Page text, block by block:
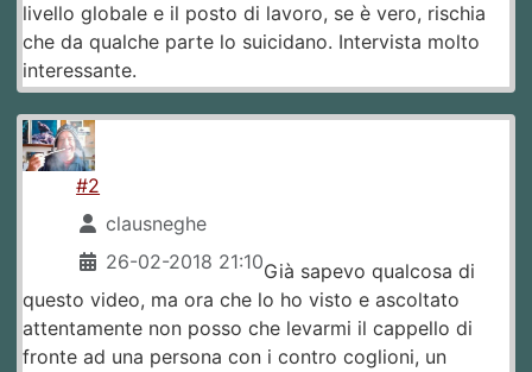
livello globale e il posto di lavoro, se è vero, rischia
che da qualche parte lo suicidano. Intervista molto
interessante.
#2
clausneghe
26-02-2018 21:10Già sapevo qualcosa di
questo video, ma ora che lo ho visto e ascoltato
attentamente non posso che levarmi il cappello di
fronte ad una persona con i contro coglioni, un